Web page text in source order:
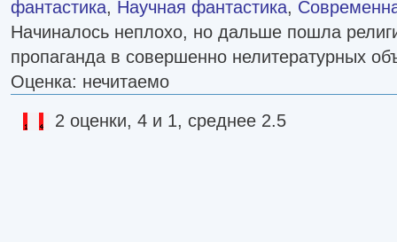
фантастика, Научная фантастика,
Начиналось неплохо, но дальше пошла
пропаганда в совершенно нелитературных
Оценка: нечитаемо
2 оценки, 4 и 1, среднее 2.5